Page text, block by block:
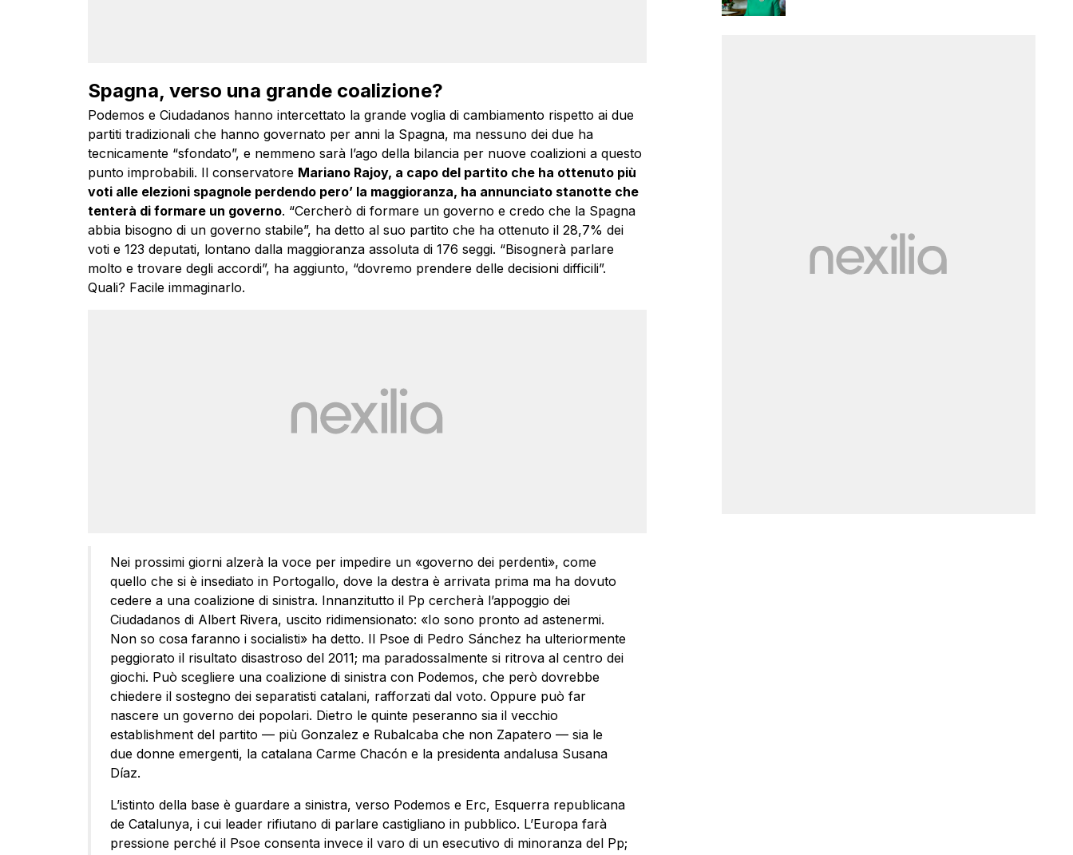
Spagna, verso una grande coalizione?
Podemos e Ciudadanos hanno intercettato la grande voglia di cambiamento rispetto ai due
partiti tradizionali che hanno governato per anni la Spagna, ma nessuno dei due ha
tecnicamente “sfondato”, e nemmeno sarà l’ago della bilancia per nuove coalizioni a questo
punto improbabili. Il conservatore Mariano Rajoy, a capo del partito che ha ottenuto più
voti alle elezioni spagnole perdendo pero’ la maggioranza, ha annunciato stanotte che
tenterà di formare un governo. “Cercherò di formare un governo e credo che la Spagna
abbia bisogno di un governo stabile”, ha detto al suo partito che ha ottenuto il 28,7% dei
voti e 123 deputati, lontano dalla maggioranza assoluta di 176 seggi. “Bisognerà parlare
molto e trovare degli accordi”, ha aggiunto, “dovremo prendere delle decisioni difficili”.
Quali? Facile immaginarlo.
Nei prossimi giorni alzerà la voce per impedire un «governo dei perdenti», come
quello che si è insediato in Portogallo, dove la destra è arrivata prima ma ha dovuto
cedere a una coalizione di sinistra. Innanzitutto il Pp cercherà l’appoggio dei
Ciudadanos di Albert Rivera, uscito ridimensionato: «Io sono pronto ad astenermi.
Non so cosa faranno i socialisti» ha detto. Il Psoe di Pedro Sánchez ha ulteriormente
peggiorato il risultato disastroso del 2011; ma paradossalmente si ritrova al centro dei
giochi. Può scegliere una coalizione di sinistra con Podemos, che però dovrebbe
chiedere il sostegno dei separatisti catalani, rafforzati dal voto. Oppure può far
nascere un governo dei popolari. Dietro le quinte peseranno sia il vecchio
establishment del partito — più Gonzalez e Rubalcaba che non Zapatero — sia le
due donne emergenti, la catalana Carme Chacón e la presidenta andalusa Susana
Díaz.
L’istinto della base è guardare a sinistra, verso Podemos e Erc, Esquerra republicana
de Catalunya, i cui leader rifiutano di parlare castigliano in pubblico. L’Europa farà
pressione perché il Psoe consenta invece il varo di un esecutivo di minoranza del Pp;